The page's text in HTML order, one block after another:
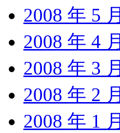
2008 年 5 月
2008 年 4 月
2008 年 3 月
2008 年 2 月
2008 年 1 月